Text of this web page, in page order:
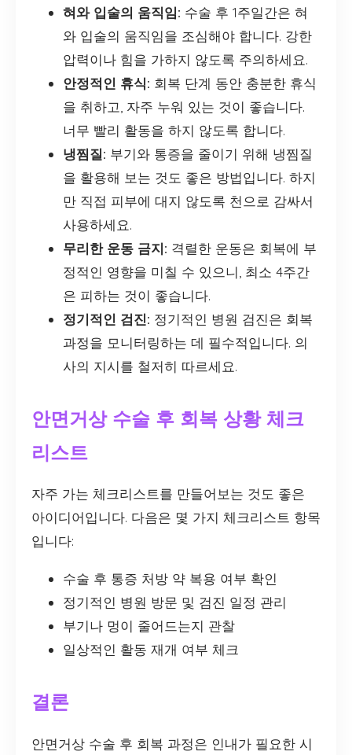
혀와 입술의 움직임: 수술 후 1주일간은 혀
와 입술의 움직임을 조심해야 합니다. 강한
압력이나 힘을 가하지 않도록 주의하세요.
안정적인 휴식: 회복 단계 동안 충분한 휴식
을 취하고, 자주 누워 있는 것이 좋습니다.
너무 빨리 활동을 하지 않도록 합니다.
냉찜질: 부기와 통증을 줄이기 위해 냉찜질
을 활용해 보는 것도 좋은 방법입니다. 하지
만 직접 피부에 대지 않도록 천으로 감싸서
사용하세요.
무리한 운동 금지: 격렬한 운동은 회복에 부
정적인 영향을 미칠 수 있으니, 최소 4주간
은 피하는 것이 좋습니다.
정기적인 검진: 정기적인 병원 검진은 회복
과정을 모니터링하는 데 필수적입니다. 의
사의 지시를 철저히 따르세요.
안면거상 수술 후 회복 상황 체크
리스트
자주 가는 체크리스트를 만들어보는 것도 좋은
아이디어입니다. 다음은 몇 가지 체크리스트 항목
입니다:
수술 후 통증 처방 약 복용 여부 확인
정기적인 병원 방문 및 검진 일정 관리
부기나 멍이 줄어드는지 관찰
일상적인 활동 재개 여부 체크
결론
안면거상 수술 후 회복 과정은 인내가 필요한 시